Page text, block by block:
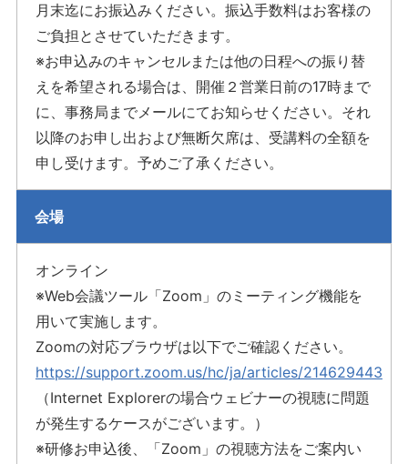
月末迄にお振込みください。振込手数料はお客様の
ご負担とさせていただきます。
※お申込みのキャンセルまたは他の日程への振り替
えを希望される場合は、開催２営業日前の17時まで
に、事務局までメールにてお知らせください。それ
以降のお申し出および無断欠席は、受講料の全額を
申し受けます。予めご了承ください。
会場
オンライン
※Web会議ツール「Zoom」のミーティング機能を
用いて実施します。
Zoomの対応ブラウザは以下でご確認ください。
https://support.zoom.us/hc/ja/articles/214629443
（Internet Explorerの場合ウェビナーの視聴に問題
が発生するケースがございます。）
※研修お申込後、「Zoom」の視聴方法をご案内い